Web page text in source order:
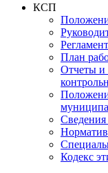
КСП
План
Отчеты и
Сведения
Кодекс